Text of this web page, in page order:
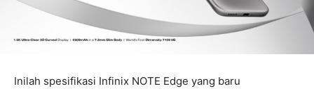
Inilah spesifikasi Infinix NOTE Edge yang baru